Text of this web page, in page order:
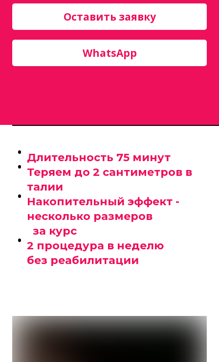
Оставить заявку
WhatsApp
Длительность 75 минут
Теряем до 2 сантиметров в
талии
Накопительный эффект -
несколько размеров
за курс
2 процедура в неделю
без реабилитации